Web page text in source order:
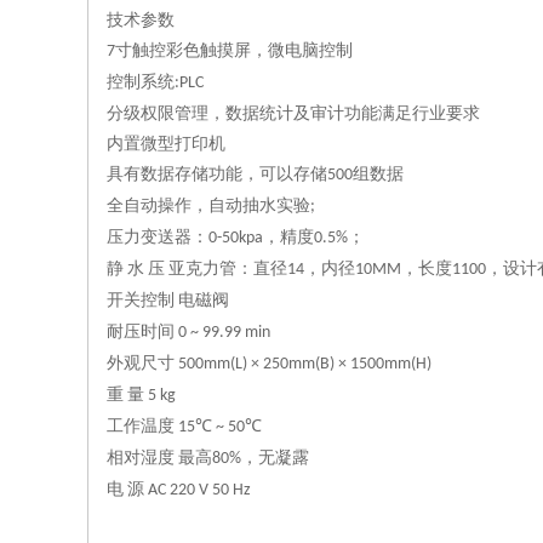
技术参数
7寸触控彩色触摸屏，微电脑控制
控制系统:PLC
分级权限管理，数据统计及审计功能满足行业要求
内置微型打印机
具有数据存储功能，可以存储500组数据
全自动操作，自动抽水实验;
压力变送器 ： 0-50kpa ，精度0.5% ；
静 水 压 亚克力管：直径14 ，内径10MM ，长度1100 ，设
开关控制 电磁阀
耐压时间 0 ~ 99.99 min
外观尺寸 500mm(L) × 250mm(B) × 1500mm(H)
重 量 5 kg
工作温度 15℃ ~ 50℃
相对湿度 最高80% ，无凝露
电 源 AC 220 V 50 Hz